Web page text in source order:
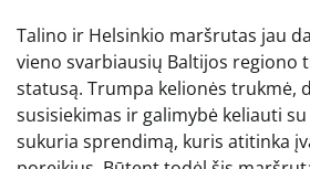
Talino ir Helsinkio maršrutas jau
vieno svarbiausių Baltijos
statusą. Trumpa kelionės trukmė,
susisiekimas ir galimybė keliauti
sukuria sprendimą, kuris atitinka